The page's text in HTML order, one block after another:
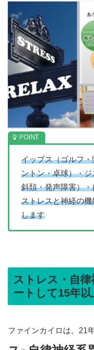
イップス（ゴルフ
ントン・卓球）・
斜頚・発声障害）
ストレスと神経の
します
ストレス・自
ートして15年以
ファインカイロは、21